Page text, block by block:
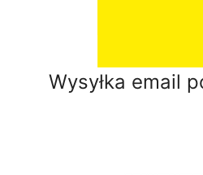
Wysyłka email